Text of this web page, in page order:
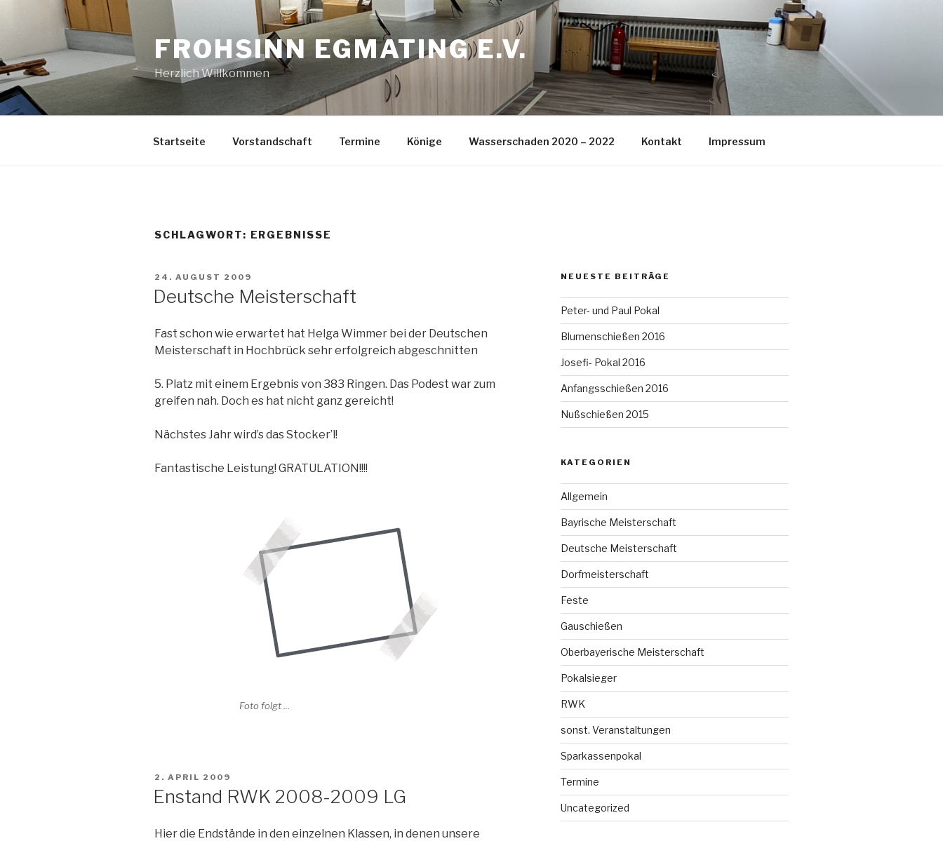
FROHSINN EGMATING E.V.
Herzlich Willkommen
Startseite Vorstandschaft Termine Könige Wasserschaden 2020 – 2022 Kontakt Impressum
SCHLAGWORT: ERGEBNISSE
VERÖFFENTLICHT
24. AUGUST 2009
Deutsche Meisterschaft
Fast schon wie erwartet hat Helga Wimmer bei der Deutschen
Meisterschaft in Hochbrück sehr erfolgreich abgeschnitten
5. Platz mit einem Ergebnis von 383 Ringen. Das Podest war zum
greifen nah. Doch es hat nicht ganz gereicht!
Nächstes Jahr wird’s das Stocker’l!
Fantastische Leistung! GRATULATION!!!!
Foto folgt ...
VERÖFFENTLICHT
2. APRIL 2009
Enstand RWK 2008-2009 LG
Hier die Endstände in den einzelnen Klassen, in denen unsere
NEUESTE BEITRÄGE
Peter- und Paul Pokal
Blumenschießen 2016
Josefi- Pokal 2016
Anfangsschießen 2016
Nußschießen 2015
KATEGORIEN
Allgemein
Bayrische Meisterschaft
Deutsche Meisterschaft
Dorfmeisterschaft
Feste
Gauschießen
Oberbayerische Meisterschaft
Pokalsieger
RWK
sonst. Veranstaltungen
Sparkassenpokal
Termine
Uncategorized